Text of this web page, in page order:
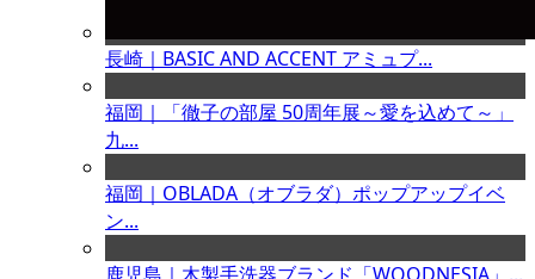
長崎｜BASIC AND ACCENT アミュプ...
福岡｜「徹子の部屋 50周年展～愛を込めて～」
九...
福岡｜OBLADA（オブラダ）ポップアップイベ
ン...